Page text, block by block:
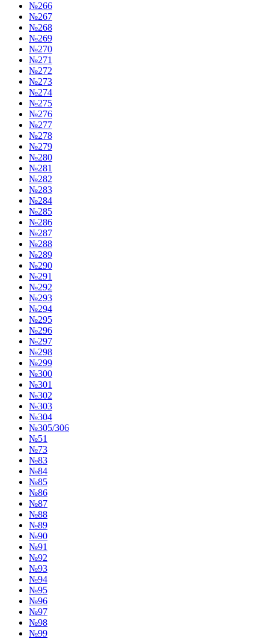
№266
№267
№268
№269
№270
№271
№272
№273
№274
№275
№276
№277
№278
№279
№280
№281
№282
№283
№284
№285
№286
№287
№288
№289
№290
№291
№292
№293
№294
№295
№296
№297
№298
№299
№300
№301
№302
№303
№304
№305/306
№51
№73
№83
№84
№85
№86
№87
№88
№89
№90
№91
№92
№93
№94
№95
№96
№97
№98
№99